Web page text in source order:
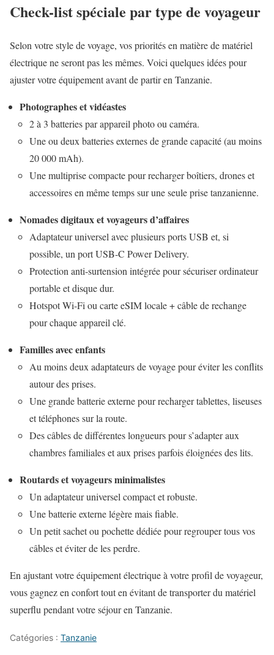
Check-list spéciale par type de voyageur
Selon votre style de voyage, vos priorités en matière de matériel
électrique ne seront pas les mêmes. Voici quelques idées pour
ajuster votre équipement avant de partir en Tanzanie.
Photographes et vidéastes
2 à 3 batteries par appareil photo ou caméra.
Une ou deux batteries externes de grande capacité (au moins
20 000 mAh).
Une multiprise compacte pour recharger boîtiers, drones et
accessoires en même temps sur une seule prise tanzanienne.
Nomades digitaux et voyageurs d’affaires
Adaptateur universel avec plusieurs ports USB et, si
possible, un port USB-C Power Delivery.
Protection anti-surtension intégrée pour sécuriser ordinateur
portable et disque dur.
Hotspot Wi-Fi ou carte eSIM locale + câble de rechange
pour chaque appareil clé.
Familles avec enfants
Au moins deux adaptateurs de voyage pour éviter les conflits
autour des prises.
Une grande batterie externe pour recharger tablettes, liseuses
et téléphones sur la route.
Des câbles de différentes longueurs pour s’adapter aux
chambres familiales et aux prises parfois éloignées des lits.
Routards et voyageurs minimalistes
Un adaptateur universel compact et robuste.
Une batterie externe légère mais fiable.
Un petit sachet ou pochette dédiée pour regrouper tous vos
câbles et éviter de les perdre.
En ajustant votre équipement électrique à votre profil de voyageur,
vous gagnez en confort tout en évitant de transporter du matériel
superflu pendant votre séjour en Tanzanie.
Catégories : Tanzanie